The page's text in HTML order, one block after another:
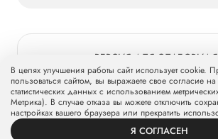
© 2026 Группа компаний «Мать и дитя»
Груп»mcclinics.ru. Все права защищены. ООО
Группу компаний «Мать и дитя».
ВЕРСИЯ ДЛЯ
В целях улучшения работы сайт использует cookie.
пользоваться сайтом, вы выражаете свое согласие
статистических данных с использованием
Метрика). В случае отказа вы можете отключить
настройках вашего браузера или прекратить
Я СОГЛАСЕН